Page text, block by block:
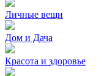
Личные вещи
Дом и Дача
Красота и здоровье